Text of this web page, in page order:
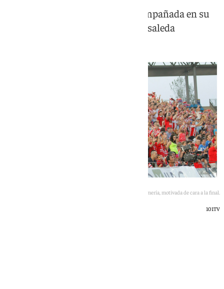
La plantilla rojiblanca estará acompañada en su
inicio de viaje con destino a La Rosaleda
La afición del Almería, motivada de cara a la final.
101TV